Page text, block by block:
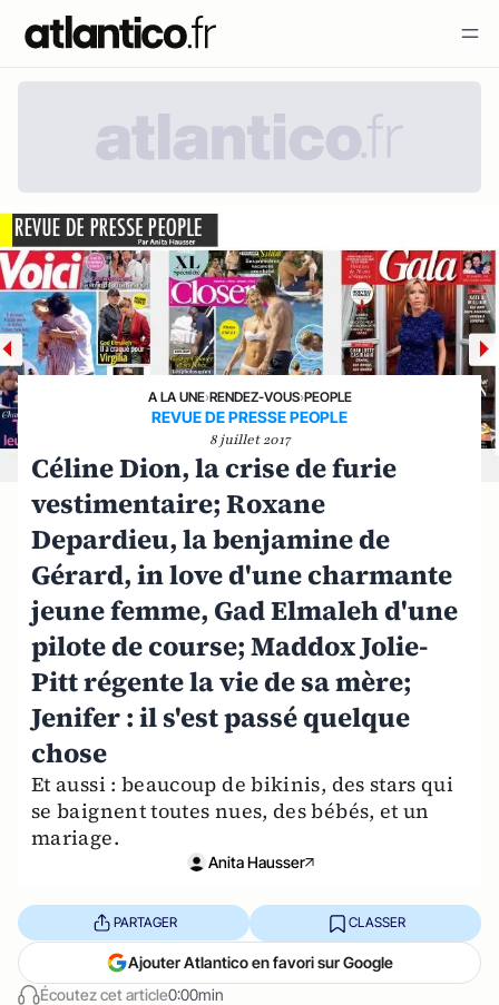
A LA UNE›RENDEZ-VOUS›PEOPLE
REVUE DE PRESSE PEOPLE
8 juillet 2017
Céline Dion, la crise de furie
vestimentaire; Roxane
Depardieu, la benjamine de
Gérard, in love d'une charmante
jeune femme, Gad Elmaleh d'une
pilote de course; Maddox Jolie-
Pitt régente la vie de sa mère;
Jenifer : il s'est passé quelque
chose
Et aussi : beaucoup de bikinis, des stars qui
se baignent toutes nues, des bébés, et un
mariage.
Anita Hausser
Écoutez cet article0:00min
PARTAGER CLASSER
Ajouter Atlantico en favori sur Google